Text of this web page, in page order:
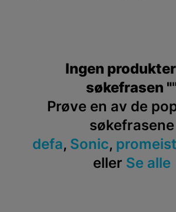
Ingen
søkefrasen ""
Prøve en av de
søkefrasene
defa, Sonic,
eller Se alle